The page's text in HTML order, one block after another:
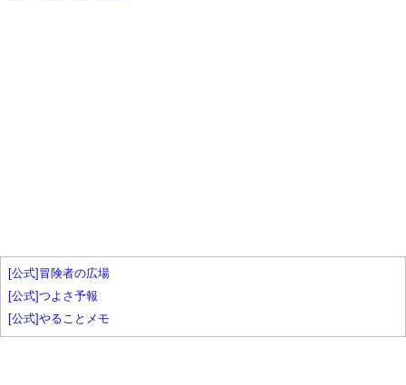
[公式]冒険者の広場
[公式]つよさ予報
[公式]やることメモ